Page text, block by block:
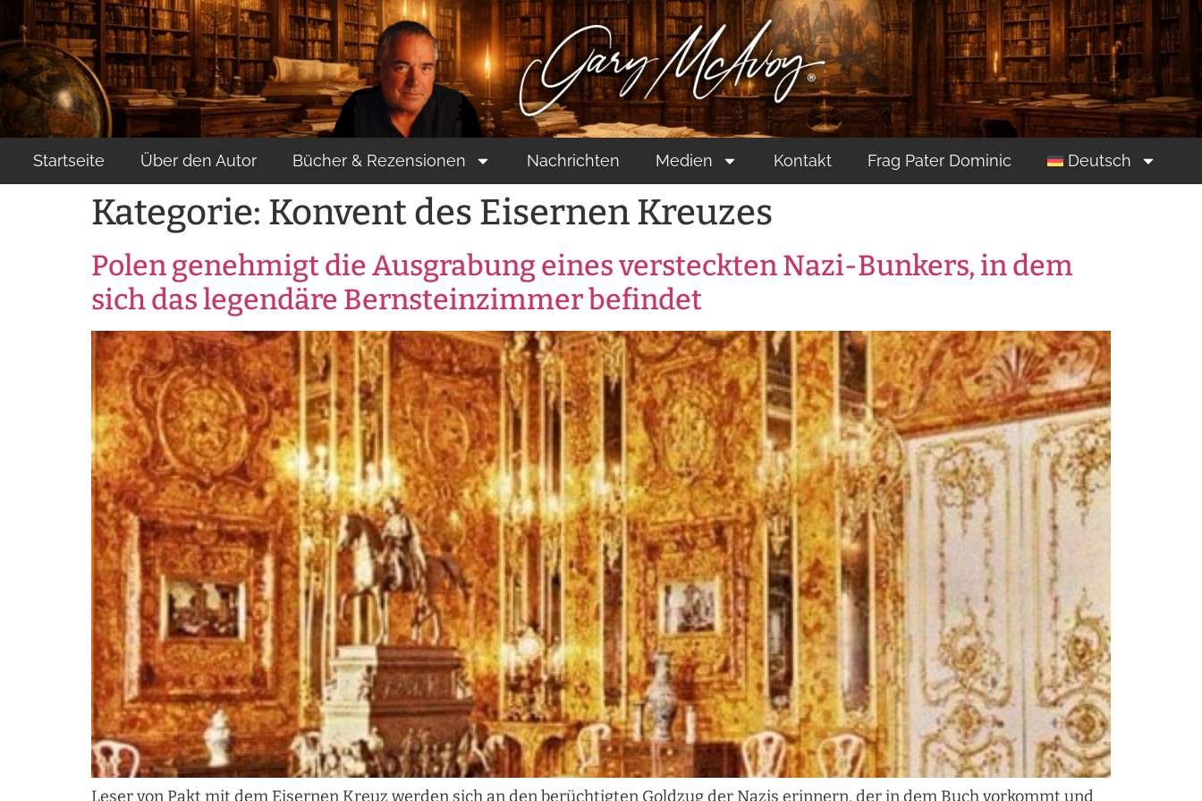
content
Startseite Über den Autor Bücher & Rezensionen Nachrichten Medien Kontakt Frag Pater Dominic Deutsch
Kategorie: Konvent des Eisernen Kreuzes
Polen genehmigt die Ausgrabung eines versteckten Nazi-Bunkers, in dem
sich das legendäre Bernsteinzimmer befindet
Leser von Pakt mit dem Eisernen Kreuz werden sich an den berüchtigten Goldzug der Nazis erinnern, der in dem Buch vorkommt und